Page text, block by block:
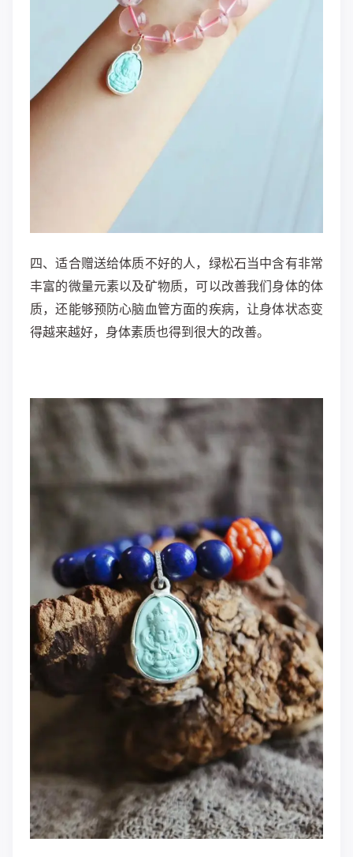
四、适合赠送给体质不好的人，绿松石当中含有非常
丰富的微量元素以及矿物质，可以改善我们身体的体
质，还能够预防心脑血管方面的疾病，让身体状态变
得越来越好，身体素质也得到很大的改善。